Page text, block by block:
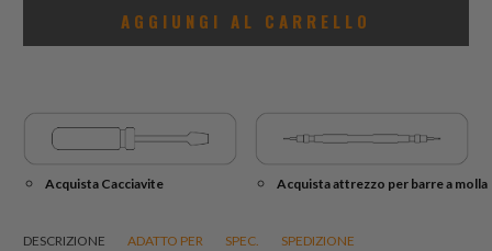
AGGIUNGI AL CARRELLO
Acquista Cacciavite Acquista attrezzo per barre a molla
DESCRIZIONE ADATTO PER SPEC. SPEDIZIONE